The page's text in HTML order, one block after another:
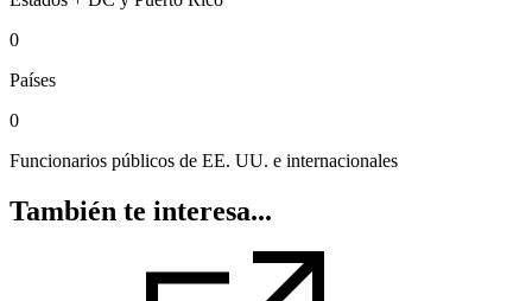
0
Países
0
Funcionarios públicos de EE. UU. e internacionales
También te interesa...